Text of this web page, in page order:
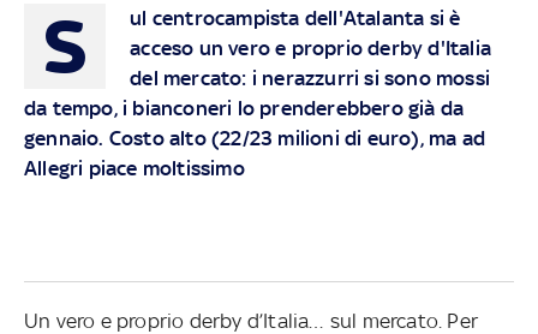
S
ul centrocampista dell'Atalanta si è
acceso un vero e proprio derby d'Italia
del mercato: i nerazzurri si sono mossi
da tempo, i bianconeri lo prenderebbero già da
gennaio. Costo alto (22/23 milioni di euro), ma ad
Allegri piace moltissimo
Un vero e proprio derby d’Italia… sul mercato. Per